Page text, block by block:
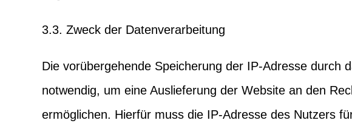
3.3. Zweck der Datenverarbeitung
Die vorübergehende Speicherung der IP-Adresse durch
notwendig, um eine Auslieferung der Website an den
ermöglichen. Hierfür muss die IP-Adresse des Nutzers